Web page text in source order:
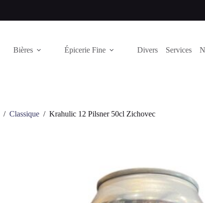
Bières Épicerie Fine Divers Services
/ Classique / Krahulic 12 Pilsner 50cl Zichovec